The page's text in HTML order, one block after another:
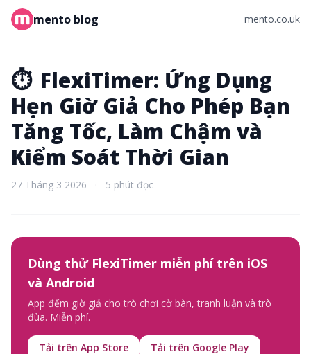
mento blog mento.co.uk
⏱️ FlexiTimer: Ứng Dụng
Hẹn Giờ Giả Cho Phép Bạn
Tăng Tốc, Làm Chậm và
Kiểm Soát Thời Gian
27 Tháng 3 2026 · 5 phút đọc
Dùng thử FlexiTimer miễn phí trên iOS
và Android
App đếm giờ giả cho trò chơi cờ bàn, tranh luận và trò
đùa. Miễn phí.
Tải trên App Store Tải trên Google Play